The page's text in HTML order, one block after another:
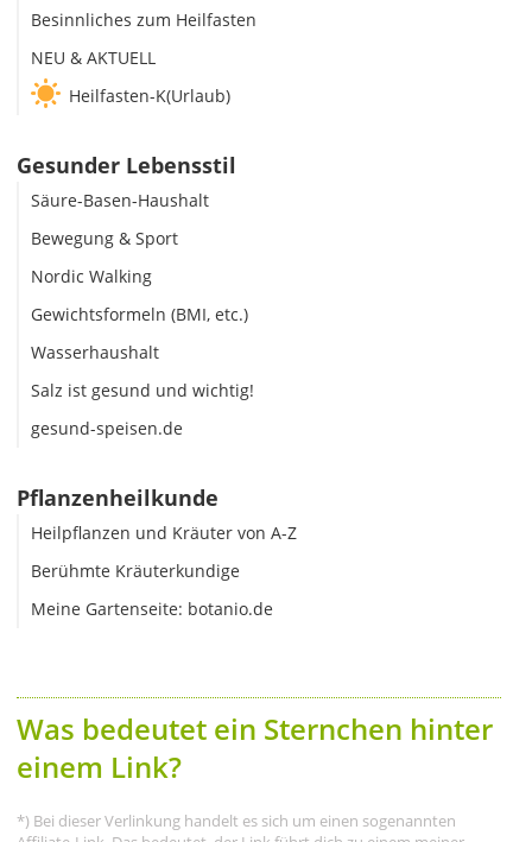
Besinnliches zum Heilfasten
NEU & AKTUELL
Heilfasten-K(Urlaub)
Gesunder Lebensstil
Säure-Basen-Haushalt
Bewegung & Sport
Nordic Walking
Gewichtsformeln (BMI, etc.)
Wasserhaushalt
Salz ist gesund und wichtig!
gesund-speisen.de
Pflanzenheilkunde
Heilpflanzen und Kräuter von A-Z
Berühmte Kräuterkundige
Meine Gartenseite: botanio.de
Was bedeutet ein Sternchen hinter
einem Link?
*) Bei dieser Verlinkung handelt es sich um einen sogenannten